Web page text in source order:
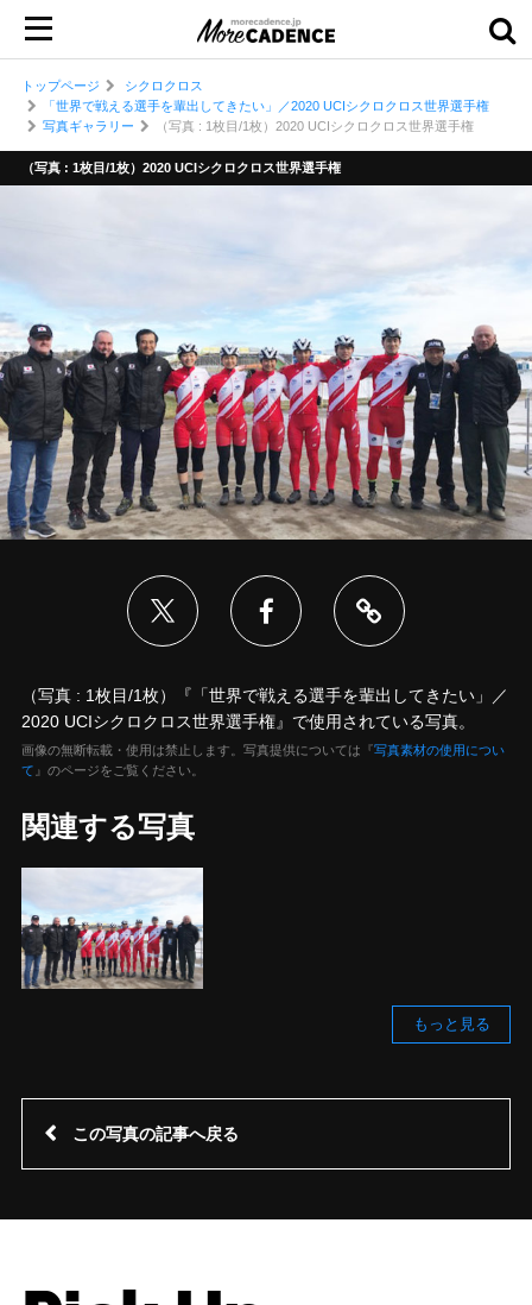
トップページ
シクロクロス
「世界で戦える選手を輩出してきたい」／2020 UCIシクロクロス世界選手権
写真ギャラリー
（写真 : 1枚目/1枚）2020 UCIシクロクロス世界選手権
（写真 : 1枚目/1枚）2020 UCIシクロクロス世界選手権
（写真 : 1枚目/1枚）『「世界で戦える選手を輩出してきたい」／
2020 UCIシクロクロス世界選手権』で使用されている写真。
画像の無断転載・使用は禁止します。写真提供については『写真素材の使用につい
て 』のページをご覧ください。
関連する写真
もっと見る
この写真の記事へ戻る